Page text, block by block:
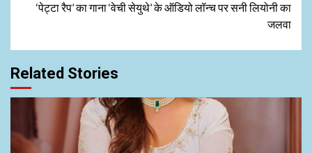
‘पेट्टा रैप’ का गाना ‘वेची सेयुथे’ के ऑडियो लॉन्च पर सनी लियोनी का
जलवा
Related Stories